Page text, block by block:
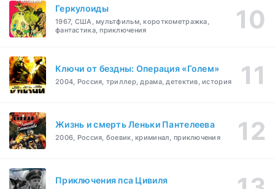
Геркулоиды
1967, США, мультфильм, короткометражка,
фантастика, приключения
Ключи от бездны: Операция «Голем»
2004, Россия, триллер, драма, детектив, история
Жизнь и смерть Леньки Пантелеева
2006, Россия, боевик, криминал, приключения
Приключения пса Цивиля